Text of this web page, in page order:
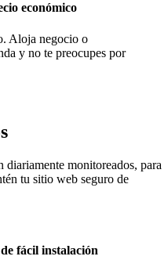
económico
Aloja negocio o
y no te preocupes por
diariamente monitoreados, para
tu sitio web seguro de
fácil instalación